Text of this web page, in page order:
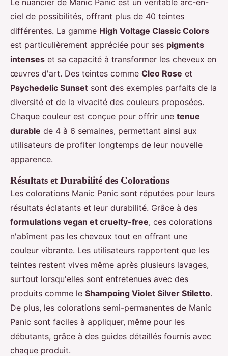
Le nuancier de Manic Panic est un véritable arc-en-
ciel de possibilités, offrant plus de 40 teintes
différentes. La gamme High Voltage Classic Colors
est particulièrement appréciée pour ses pigments
intenses et sa capacité à transformer les cheveux en
œuvres d'art. Des teintes comme Cleo Rose et
Psychedelic Sunset sont des exemples parfaits de la
diversité et de la vivacité des couleurs proposées.
Chaque couleur est conçue pour offrir une tenue
durable de 4 à 6 semaines, permettant ainsi aux
utilisateurs de profiter longtemps de leur nouvelle
apparence.
Résultats et Durabilité des Colorations
Les colorations Manic Panic sont réputées pour leurs
résultats éclatants et leur durabilité. Grâce à des
formulations vegan et cruelty-free, ces colorations
n'abîment pas les cheveux tout en offrant une
couleur vibrante. Les utilisateurs rapportent que les
teintes restent vives même après plusieurs lavages,
surtout lorsqu'elles sont entretenues avec des
produits comme le Shampoing Violet Silver Stiletto.
De plus, les colorations semi-permanentes de Manic
Panic sont faciles à appliquer, même pour les
débutants, grâce à des guides détaillés fournis avec
chaque produit.